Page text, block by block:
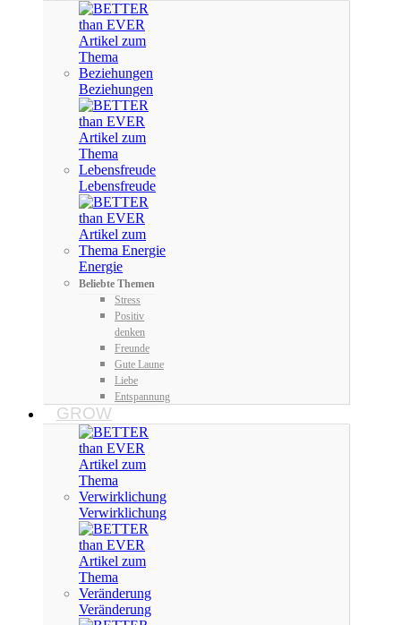
Beziehungen
Lebensfreude
Energie
Beliebte Themen
Stress
Positiv
denken
Freunde
Gute Laune
Liebe
Entspannung
GROW
Verwirklichung
Veränderung